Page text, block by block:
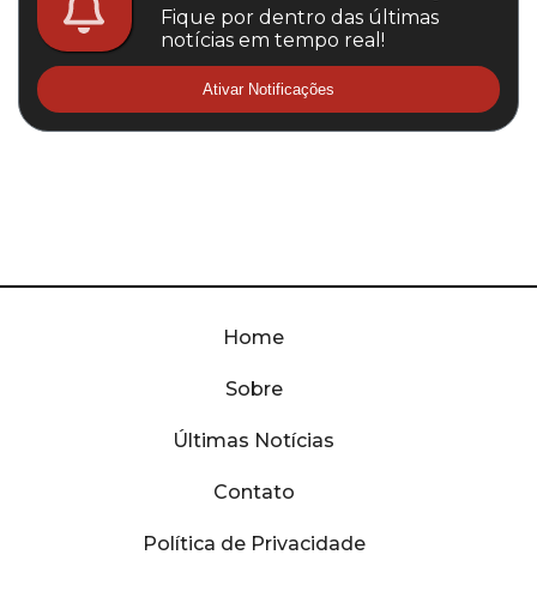
Fique por dentro das últimas
notícias em tempo real!
Ativar Notificações
Home
Sobre
Últimas Notícias
Contato
Política de Privacidade